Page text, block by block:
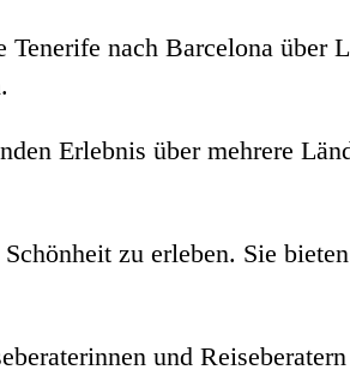
nach Barcelona über
Erlebnis über mehrere
zu erleben. Sie
und